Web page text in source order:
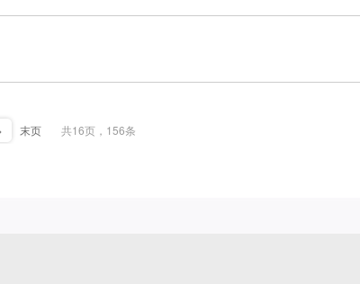
末页 共16页，156条